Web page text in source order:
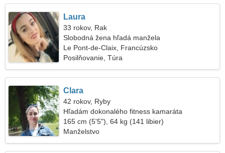
Laura
33 rokov, Rak
Slobodná žena hľadá manžela
Le Pont-de-Claix, Francúzsko
Posilňovanie, Túra
Clara
42 rokov, Ryby
Hľadám dokonalého fitness kamaráta
165 cm (5'5"), 64 kg (141 libier)
Manželstvo